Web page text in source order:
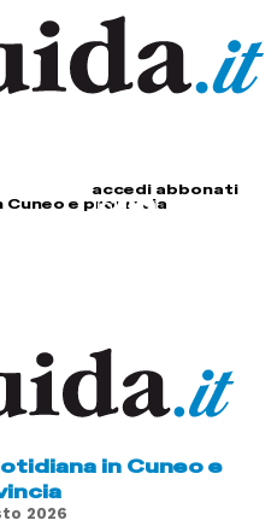
accedi abbonati
e provincia
in Cuneo e
2026